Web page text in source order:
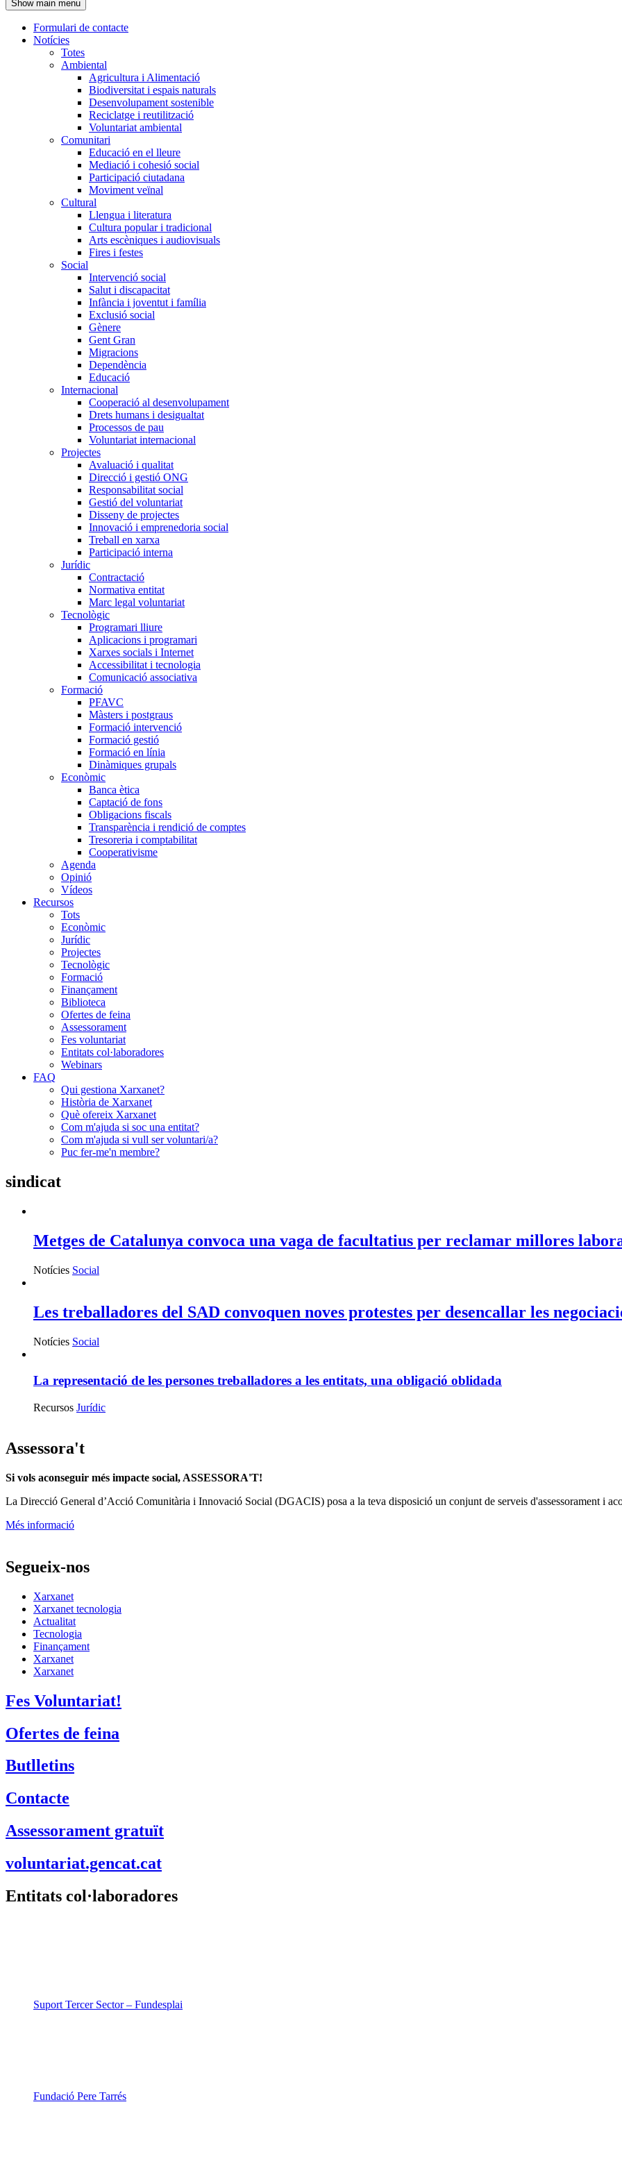
l'encapçalament
Show main menu
Navegació
principal
Formulari de contacte
Notícies
Totes
Ambiental
Agricultura i Alimentació
Biodiversitat i espais naturals
Desenvolupament sostenible
Reciclatge i reutilització
Voluntariat ambiental
Comunitari
Educació en el lleure
Mediació i cohesió social
Participació ciutadana
Moviment veïnal
Cultural
Llengua i literatura
Cultura popular i tradicional
Arts escèniques i audiovisuals
Fires i festes
Social
Intervenció social
Salut i discapacitat
Infància i joventut i família
Exclusió social
Gènere
Gent Gran
Migracions
Dependència
Educació
Internacional
Cooperació al desenvolupament
Drets humans i desigualtat
Processos de pau
Voluntariat internacional
Projectes
Avaluació i qualitat
Direcció i gestió ONG
Responsabilitat social
Gestió del voluntariat
Disseny de projectes
Innovació i emprenedoria social
Treball en xarxa
Participació interna
Jurídic
Contractació
Normativa entitat
Marc legal voluntariat
Tecnològic
Programari lliure
Aplicacions i programari
Xarxes socials i Internet
Accessibilitat i tecnologia
Comunicació associativa
Formació
PFAVC
Màsters i postgraus
Formació intervenció
Formació gestió
Formació en línia
Dinàmiques grupals
Econòmic
Banca ètica
Captació de fons
Obligacions fiscals
Transparència i rendició de comptes
Tresoreria i comptabilitat
Cooperativisme
Agenda
Opinió
Vídeos
Recursos
Tots
Econòmic
Jurídic
Projectes
Tecnològic
Formació
Finançament
Biblioteca
Ofertes de feina
Assessorament
Fes voluntariat
Entitats col·laboradores
Webinars
FAQ
Qui gestiona Xarxanet?
Història de Xarxanet
Què ofereix Xarxanet
Com m'ajuda si soc una entitat?
Com m'ajuda si vull ser voluntari/a?
Puc fer-me'n membre?
sindicat
Metges de Catalunya convoca una vaga de facultatius per reclamar millores
Notícies Social
Les treballadores del SAD convoquen noves protestes per desencallar les
Notícies Social
La representació de les persones treballadores a les entitats, una obligació oblidada
Recursos Jurídic
Assessora't
Si vols aconseguir més impacte social, ASSESSORA'T!
La Direcció General d’Acció Comunitària i Innovació Social (DGACIS) posa a la teva disposició un conjunt de serveis d'assessorament i
Més informació
Segueix-nos
Xarxanet
Xarxanet tecnologia
Actualitat
Tecnologia
Finançament
Xarxanet
Xarxanet
Fes Voluntariat!
Ofertes de feina
Butlletins
Contacte
Assessorament gratuït
voluntariat.gencat.cat
Entitats col·laboradores
Suport Tercer Sector – Fundesplai
Fundació Pere Tarrés